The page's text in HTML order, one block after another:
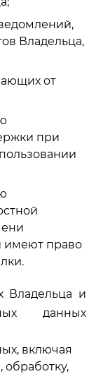
Владельца,
от
при
имеют право
Владельца и
данных
включая
обработку,